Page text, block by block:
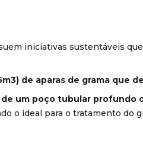
iniciativas sustentáveis
de aparas de grama que
um poço tubular profundo
o ideal para o tratamento do